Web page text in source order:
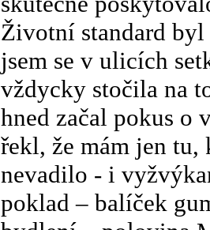
Životní standard
jsem se v ulicích
vždycky stočila na
hned začal pokus o
řekl, že mám jen
nevadilo - i
poklad – balíček